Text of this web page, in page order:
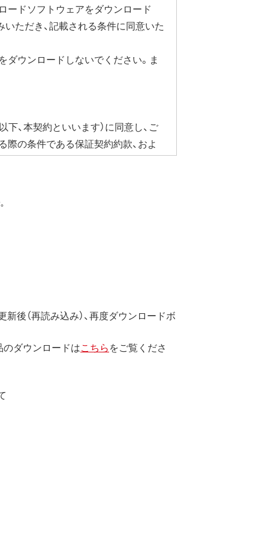
ードソフトウェアをダウンロード
ただき、記載される条件に同意いた
ウンロードしないでください。ま
下、本契約といいます）に同意し、ご
際の条件である保証契約約款、およ
合にかぎり、ダウンロードソフト
ア・ドライバなど）を含み以下、本
エンジニアリング、その他の修正を
されます。
は使用不能に起因する直接的、間接
後（再読み込み）、再度ダウンロードボ
ダウンロードはこちらをご覧くださ